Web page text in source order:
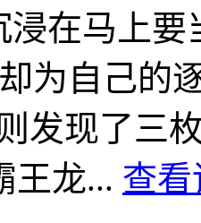
浸在马上
为自己的
发现了三
王龙... 查看